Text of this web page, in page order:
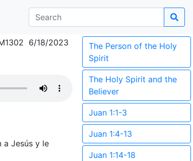
6/18/2023
a Jesús y le
The Person of the Holy
Spirit
The Holy Spirit and the
Believer
Juan 1:1-3
Juan 1:4-13
Juan 1:14-18